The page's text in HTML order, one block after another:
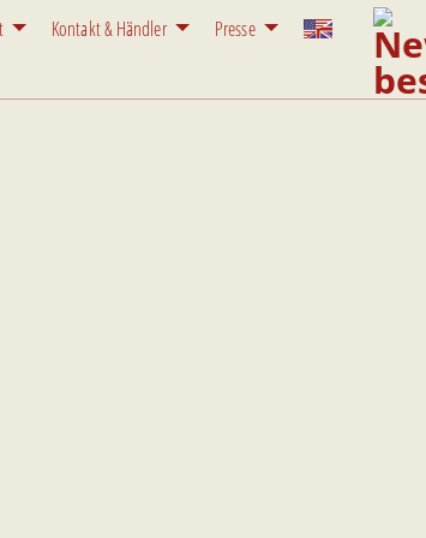
Kontakt & Händler Presse